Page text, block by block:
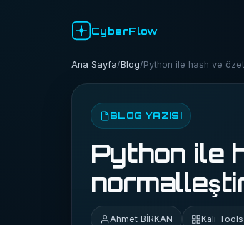
CyberFlow
Ana Sayfa/Blog/Python ile hash ve
BLOG YAZISI
Python ile
Ahmet BİRKAN Kali